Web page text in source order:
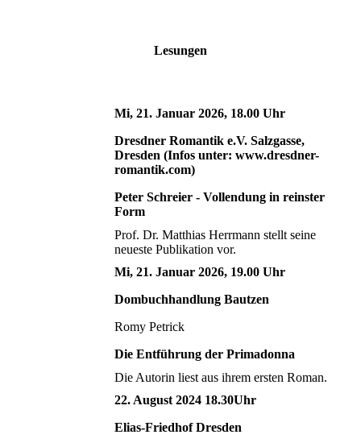
Lesungen
Mi, 21. Januar 2026, 18.00 Uhr
Dresdner Romantik e.V. Salzgasse,
Dresden (Infos unter: www.dresdner-
romantik.com)
Peter Schreier - Vollendung in reinster
Form
Prof. Dr. Matthias Herrmann stellt seine
neueste Publikation vor.
Mi, 21. Januar 2026, 19.00 Uhr
Dombuchhandlung Bautzen
Romy Petrick
Die Entführung der Primadonna
Die Autorin liest aus ihrem ersten Roman.
22. August 2024 18.30Uhr
Elias-Friedhof Dresden